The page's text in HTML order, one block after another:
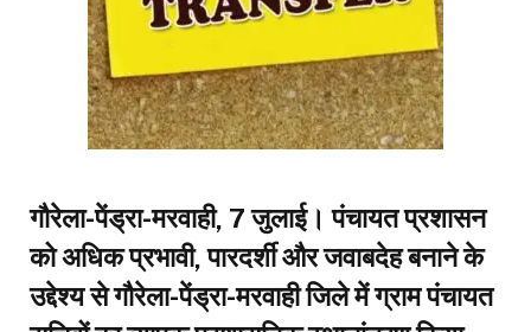
गौरेला-पेंड्रा-मरवाही, 7 जुलाई। पंचायत प्रशासन
को अधिक प्रभावी, पारदर्शी और जवाबदेह बनाने के
उद्देश्य से गौरेला-पेंड्रा-मरवाही जिले में ग्राम पंचायत